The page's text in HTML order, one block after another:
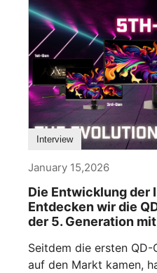
Interview
January 15,2026
Die Entwicklung der
Entdecken wir die
der 5. Generation mit
Seitdem die ersten
auf den Markt kamen,